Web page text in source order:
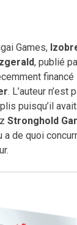
Games,
, publié
financé
. L’auteur n’est
puisqu’il
Stronghold
de quoi